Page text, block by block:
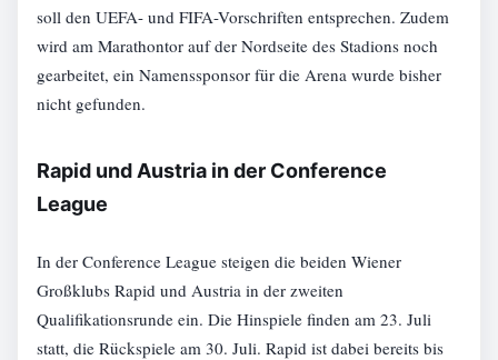
soll den UEFA- und FIFA-Vorschriften entsprechen. Zudem
wird am Marathontor auf der Nordseite des Stadions noch
gearbeitet, ein Namenssponsor für die Arena wurde bisher
nicht gefunden.
Rapid und Austria in der Conference
League
In der Conference League steigen die beiden Wiener
Großklubs Rapid und Austria in der zweiten
Qualifikationsrunde ein. Die Hinspiele finden am 23. Juli
statt, die Rückspiele am 30. Juli. Rapid ist dabei bereits bis